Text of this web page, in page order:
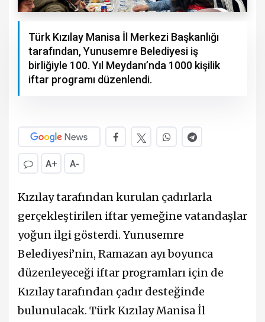
Türk Kızılay Manisa İl Merkezi Başkanlığı
tarafından, Yunusemre Belediyesi iş
birliğiyle 100. Yıl Meydanı’nda 1000 kişilik
iftar programı düzenlendi.
A+ A-
Kızılay tarafından kurulan çadırlarla
gerçekleştirilen iftar yemeğine vatandaşlar
yoğun ilgi gösterdi. Yunusemre
Belediyesi’nin, Ramazan ayı boyunca
düzenleyeceği iftar programları için de
Kızılay tarafından çadır desteğinde
bulunulacak. Türk Kızılay Manisa İl